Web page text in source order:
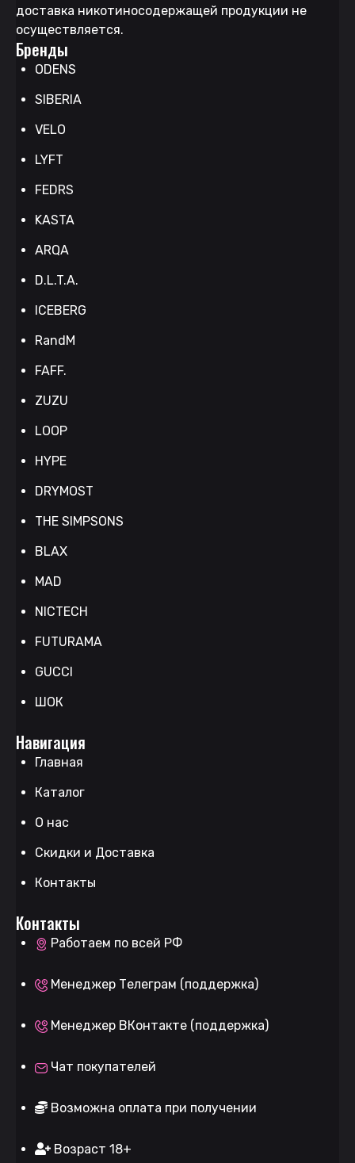
доставка никотиносодержащей продукции не
осуществляется.
Бренды
ODENS
SIBERIA
VELO
LYFT
FEDRS
KASTA
ARQA
D.L.T.A.
ICEBERG
RandM
FAFF.
ZUZU
LOOP
HYPE
DRYMOST
THE SIMPSONS
BLAX
MAD
NICTECH
FUTURAMA
GUCCI
ШОК
Навигация
Главная
Каталог
О нас
Скидки и Доставка
Контакты
Контакты
Работаем по всей РФ
Менеджер Телеграм (поддержка)
Менеджер ВКонтакте (поддержка)
Чат покупателей
Возможна оплата при получении
Возраст 18+